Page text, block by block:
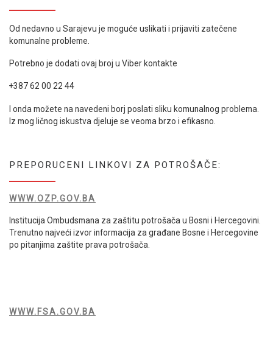
Od nedavno u Sarajevu je moguće uslikati i prijaviti zatečene
komunalne probleme.
Potrebno je dodati ovaj broj u Viber kontakte
+387 62 00 22 44
I onda možete na navedeni borj poslati sliku komunalnog problema.
Iz mog ličnog iskustva djeluje se veoma brzo i efikasno.
PREPORUCENI LINKOVI ZA POTROŠAČE:
WWW.OZP.GOV.BA
Institucija Ombudsmana za zaštitu potrošača u Bosni i Hercegovini.
Trenutno najveći izvor informacija za građane Bosne i Hercegovine
po pitanjima zaštite prava potrošača.
WWW.FSA.GOV.BA